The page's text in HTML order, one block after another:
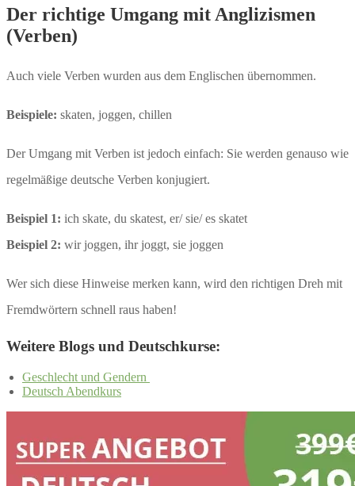
Der richtige Umgang mit Anglizismen
(Verben)
Auch viele Verben wurden aus dem Englischen übernommen.
Beispiele: skaten, joggen, chillen
Der Umgang mit Verben ist jedoch einfach: Sie werden genauso wie
regelmäßige deutsche Verben konjugiert.
Beispiel 1: ich skate, du skatest, er/ sie/ es skatet
Beispiel 2: wir joggen, ihr joggt, sie joggen
Wer sich diese Hinweise merken kann, wird den richtigen Dreh mit
Fremdwörtern schnell raus haben!
Weitere Blogs und Deutschkurse:
Geschlecht und Gendern
Deutsch Abendkurs